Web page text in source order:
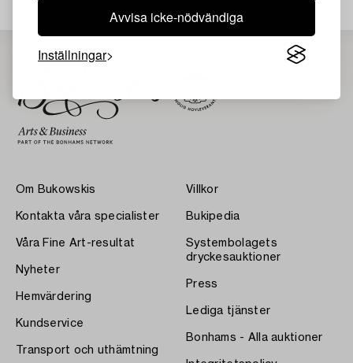
Avvisa icke-nödvändiga
Inställningar
Om Bukowskis
Kontakta våra specialister
Våra Fine Art-resultat
Nyheter
Hemvärdering
Kundservice
Transport och uthämtning
Villkor
Bukipedia
Systembolagets
dryckesauktioner
Press
Lediga tjänster
Bonhams - Alla auktioner